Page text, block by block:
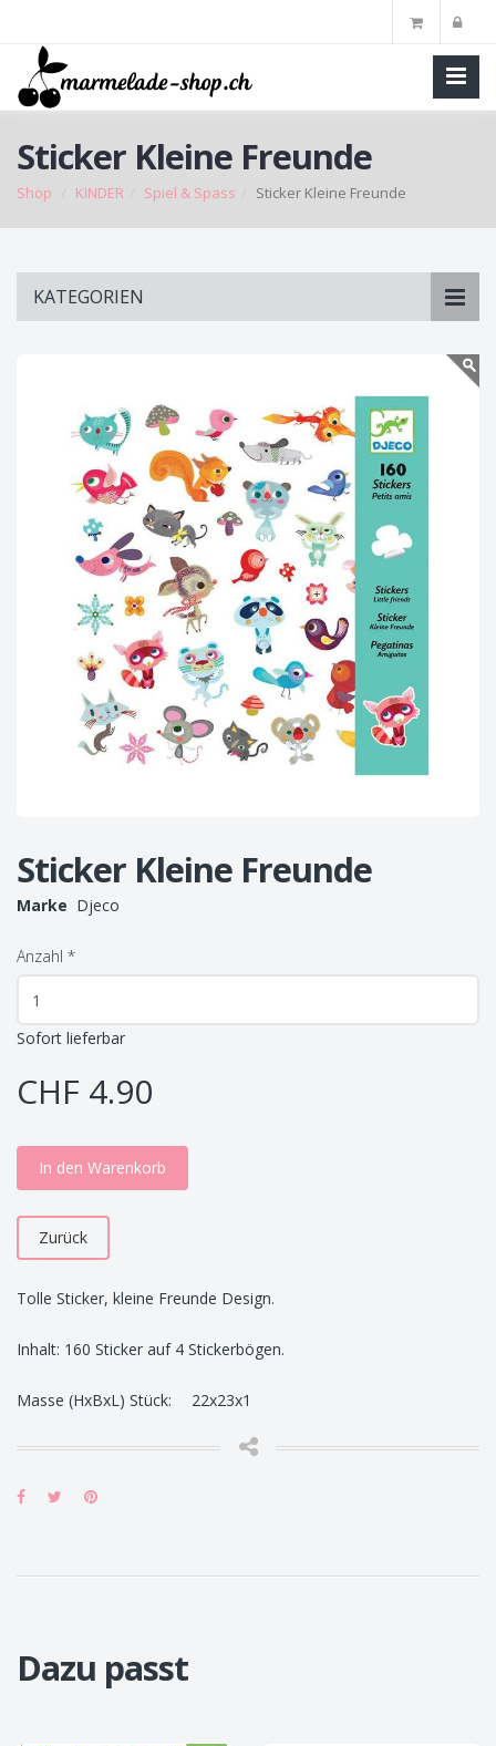
Sticker Kleine Freunde
Shop KINDER Spiel & Spass Sticker Kleine Freunde
KATEGORIEN
Sticker Kleine Freunde
Marke Djeco
Anzahl *
Sofort lieferbar
CHF 4.90
In den Warenkorb
Zurück
Tolle Sticker, kleine Freunde Design.
Inhalt: 160 Sticker auf 4 Stickerbögen.
Masse (HxBxL) Stück: 22x23x1
Dazu passt